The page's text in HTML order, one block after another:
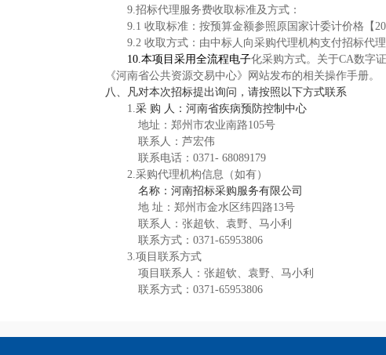
9.招标代理服务费收取标准及方式：
9.1 收取标准：按预算金额参照原国家计委计价格【
9.2 收取方式：由中标人向采购代理机构支付招标代
10.本项目采用全流程电子化采购方式。关于CA数字
《河南省公共资源交易中心》网站发布的相关操作手册。
八、凡对本次招标提出询问，请按照以下方式联系
1.采 购 人：河南省疾病预防控制中心
地址：郑州市农业南路105号
联系人：芦宏伟
联系电话：0371- 68089179
2.采购代理机构信息（如有）
名称：河南招标采购服务有限公司
地 址：郑州市金水区纬四路13号
联系人：张超钦、袁野、马小利
联系方式：0371-65953806
3.项目联系方式
项目联系人：张超钦、袁野、马小利
联系方式：0371-65953806